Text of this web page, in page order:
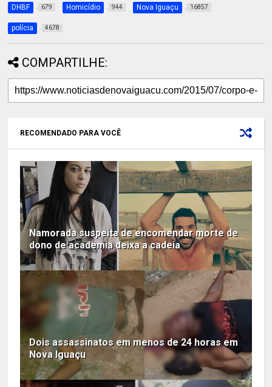
DHBF 679 Homicídio 944 Nova Iguaçu 16857
polícia 4678
COMPARTILHE:
RECOMENDADO PARA VOCÊ
Namorada suspeita de encomendar morte de
dono de academia deixa a cadeia
Dois assassinatos em menos de 24 horas em
Nova Iguaçu